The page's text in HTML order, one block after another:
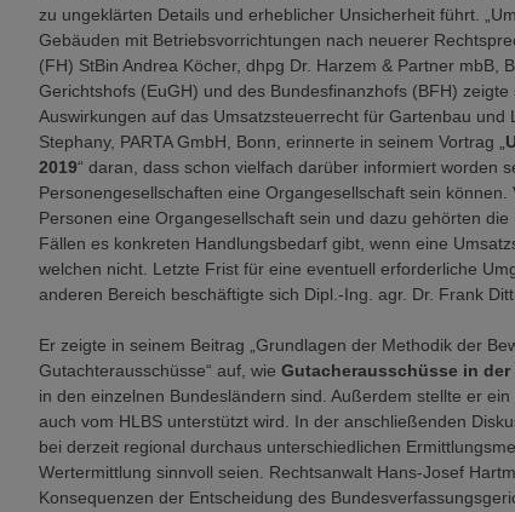
zu ungeklärten Details und erheblicher Unsicherheit führt.
Gebäuden mit Betriebsvorrichtungen nach neuerer
(FH) StBin Andrea Köcher, dhpg Dr. Harzem & Partner mbB,
Gerichtshofs (EuGH) und des Bundesfinanzhofs (BFH)
Auswirkungen auf das Umsatzsteuerrecht für Gartenbau
Stephany, PARTA GmbH, Bonn, erinnerte in seinem Vortrag „
2019“ daran, dass schon vielfach darüber informiert worden
Personengesellschaften eine Organgesellschaft sein
Personen eine Organgesellschaft sein und dazu gehörten
Fällen es konkreten Handlungsbedarf gibt, wenn eine
welchen nicht. Letzte Frist für eine eventuell erforderliche
anderen Bereich beschäftigte sich Dipl.-Ing. agr. Dr. Frank
Er zeigte in seinem Beitrag „Grundlagen der Methodik der
Gutachterausschüsse“ auf, wie Gutacherausschüsse in der
in den einzelnen Bundesländern sind. Außerdem stellte er
auch vom HLBS unterstützt wird. In der anschließenden
bei derzeit regional durchaus unterschiedlichen
Wertermittlung sinnvoll seien. Rechtsanwalt Hans-Josef
Konsequenzen der Entscheidung des